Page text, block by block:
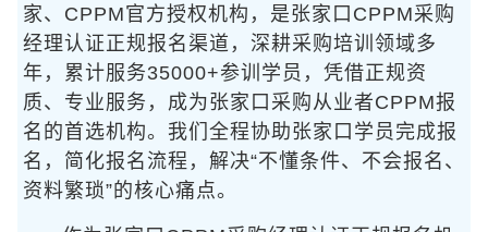
家、CPPM官方授权机构，是张家口CPPM采购
经理认证正规报名渠道，深耕采购培训领域多
年，累计服务35000+参训学员，凭借正规资
质、专业服务，成为张家口采购从业者CPPM报
名的首选机构。我们全程协助张家口学员完成报
名，简化报名流程，解决“不懂条件、不会报名、
资料繁琐”的核心痛点。